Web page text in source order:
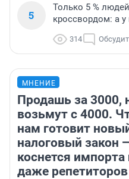
5
Только 5 %
кроссвордом: а у
314
МНЕНИЕ
Продашь за 3000,
возьмут с 4000.
нам готовит
налоговый закон
коснется импорта
даже репетиторов